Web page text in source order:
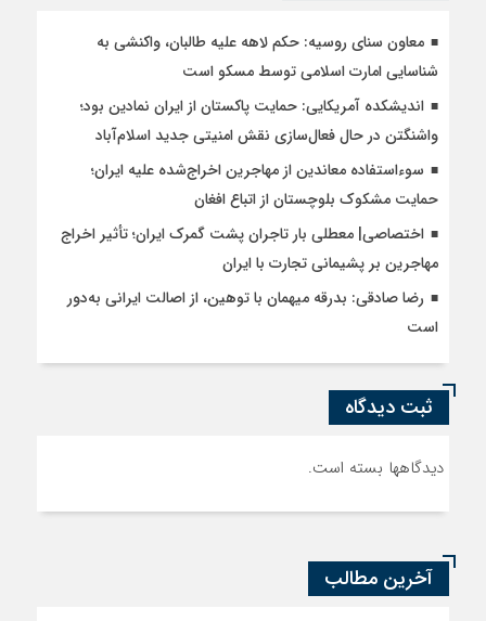
معاون سنای روسیه: حکم لاهه علیه طالبان، واکنشی به
شناسایی امارت اسلامی توسط مسکو است
اندیشکده آمریکایی: حمایت پاکستان از ایران نمادین بود؛
واشنگتن در حال فعال‌سازی نقش امنیتی جدید اسلام‌آباد
سوءاستفاده معاندین از مهاجرین اخراج‌شده علیه ایران؛
حمایت مشکوک بلوچستان از اتباع افغان
اختصاصی| معطلی بار تاجران پشت گمرک ایران؛ تأثیر اخراج
مهاجرین بر پشیمانی تجارت با ایران
رضا صادقی: بدرقه میهمان با توهین، از اصالت ایرانی به‌دور
است
ثبت دیدگاه
دیدگاهها بسته است.
آخرین مطالب